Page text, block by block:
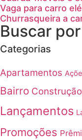
Vaga para carro
Churrasqueira a
Buscar
Categorias
Apartamentos
Bairro
Lançamentos
Promoções